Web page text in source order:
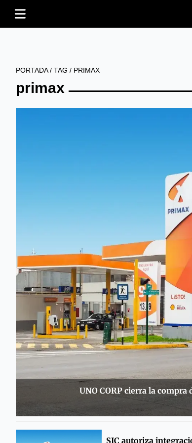
PORTADA/ TAG / PRIMAX
primax
UNO CORP cierra la
SIC autoriza